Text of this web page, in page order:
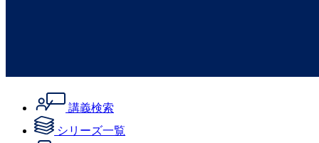
講義検索
シリーズ一覧